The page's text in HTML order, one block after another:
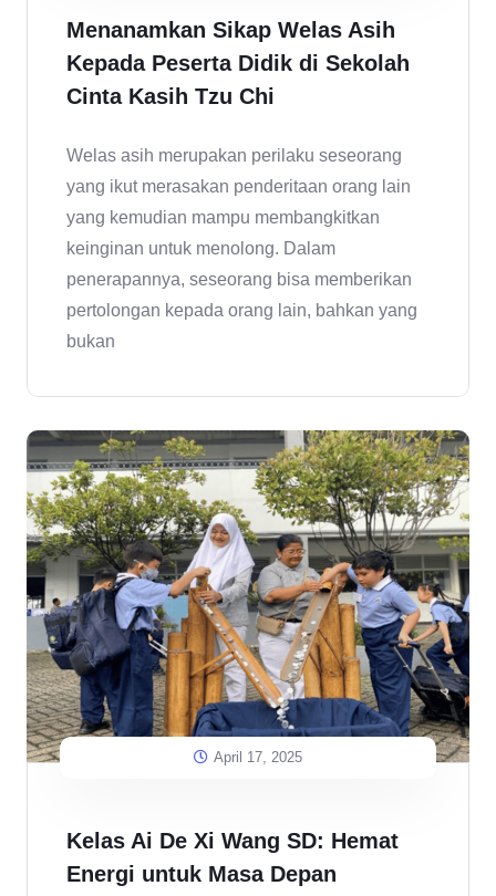
Menanamkan Sikap Welas Asih
Kepada Peserta Didik di Sekolah
Cinta Kasih Tzu Chi
Welas asih merupakan perilaku seseorang
yang ikut merasakan penderitaan orang lain
yang kemudian mampu membangkitkan
keinginan untuk menolong. Dalam
penerapannya, seseorang bisa memberikan
pertolongan kepada orang lain, bahkan yang
bukan
April 17, 2025
Kelas Ai De Xi Wang SD: Hemat
Energi untuk Masa Depan